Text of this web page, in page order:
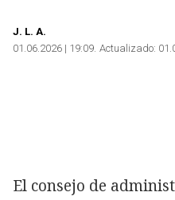
J. L. A.
01.06.2026 | 19:09 Actualizado:
El consejo de